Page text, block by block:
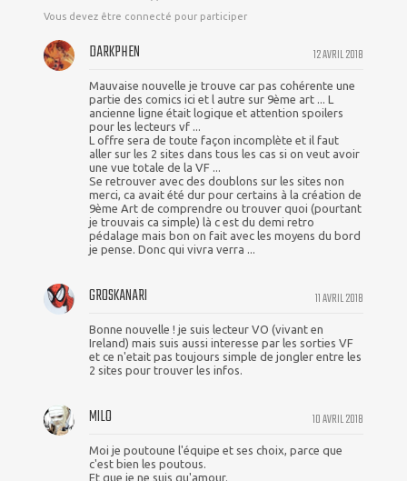
Vous devez être connecté pour participer
12 AVRIL 2018
DARKPHEN
Mauvaise nouvelle je trouve car pas cohérente une
partie des comics ici et l autre sur 9ème art ... L
ancienne ligne était logique et attention spoilers
pour les lecteurs vf ...
L offre sera de toute façon incomplète et il faut
aller sur les 2 sites dans tous les cas si on veut avoir
une vue totale de la VF ...
Se retrouver avec des doublons sur les sites non
merci, ca avait été dur pour certains à la création de
9ème Art de comprendre ou trouver quoi (pourtant
je trouvais ca simple) là c est du demi retro
pédalage mais bon on fait avec les moyens du bord
je pense. Donc qui vivra verra ...
11 AVRIL 2018
GROSKANARI
Bonne nouvelle ! je suis lecteur VO (vivant en
Ireland) mais suis aussi interesse par les sorties VF
et ce n'etait pas toujours simple de jongler entre les
2 sites pour trouver les infos.
10 AVRIL 2018
MILO
Moi je poutoune l'équipe et ses choix, parce que
c'est bien les poutous.
Et que je ne suis qu'amour.